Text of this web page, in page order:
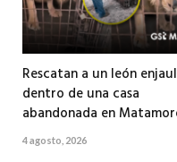
Rescatan a un león
dentro de una casa
abandonada en
4 agosto, 2026